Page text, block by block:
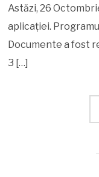
Astăzi, 26
aplicației.
Documente a fost
3 […]